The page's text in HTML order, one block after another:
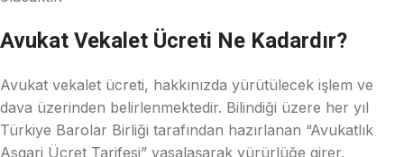
Avukat Vekalet Ücreti Ne Kadardır?
Avukat vekalet ücreti, hakkınızda yürütülecek işlem ve
dava üzerinden belirlenmektedir. Bilindiği üzere her yıl
Türkiye Barolar Birliği tarafından hazırlanan “Avukatlık
Asgari Ücret Tarifesi” yasalaşarak yürürlüğe girer.